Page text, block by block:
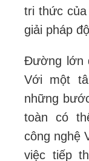
tri thức
giải pháp
Đường lớn
Với một
những
toàn có
công nghệ
việc tiếp